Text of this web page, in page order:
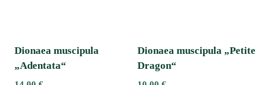
Dionaea muscipula
„Adentata“ﾠ
Dionaea muscipula „Petite
Dragon“